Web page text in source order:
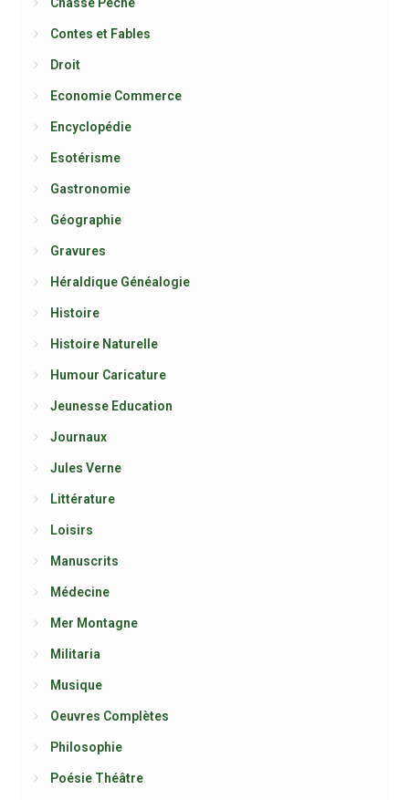
Contes et Fables
Droit
Economie Commerce
Encyclopédie
Esotérisme
Gastronomie
Géographie
Gravures
Héraldique Généalogie
Histoire
Histoire Naturelle
Humour Caricature
Jeunesse Education
Journaux
Jules Verne
Littérature
Loisirs
Manuscrits
Médecine
Mer Montagne
Militaria
Musique
Oeuvres Complètes
Philosophie
Poésie Théâtre